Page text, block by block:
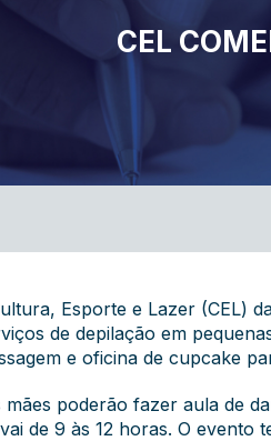
CEL
Esporte e Lazer (CEL)
de depilação em
e oficina de cupcake
mães poderão fazer aula de
de 9 às 12 horas. O evento